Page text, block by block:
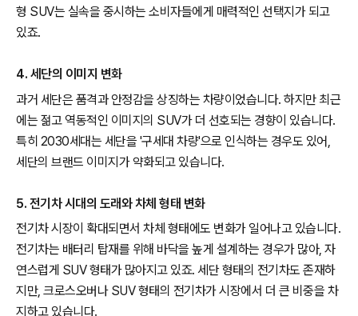
형 SUV는 실속을 중시하는 소비자들에게 매력적인 선택지가 되고
있죠.
4. 세단의 이미지 변화
과거 세단은 품격과 안정감을 상징하는 차량이었습니다. 하지만 최근
에는 젊고 역동적인 이미지의 SUV가 더 선호되는 경향이 있습니다.
특히 2030세대는 세단을 '구세대 차량'으로 인식하는 경우도 있어,
세단의 브랜드 이미지가 약화되고 있습니다.
5. 전기차 시대의 도래와 차체 형태 변화
전기차 시장이 확대되면서 차체 형태에도 변화가 일어나고 있습니다.
전기차는 배터리 탑재를 위해 바닥을 높게 설계하는 경우가 많아, 자
연스럽게 SUV 형태가 많아지고 있죠. 세단 형태의 전기차도 존재하
지만, 크로스오버나 SUV 형태의 전기차가 시장에서 더 큰 비중을 차
지하고 있습니다.